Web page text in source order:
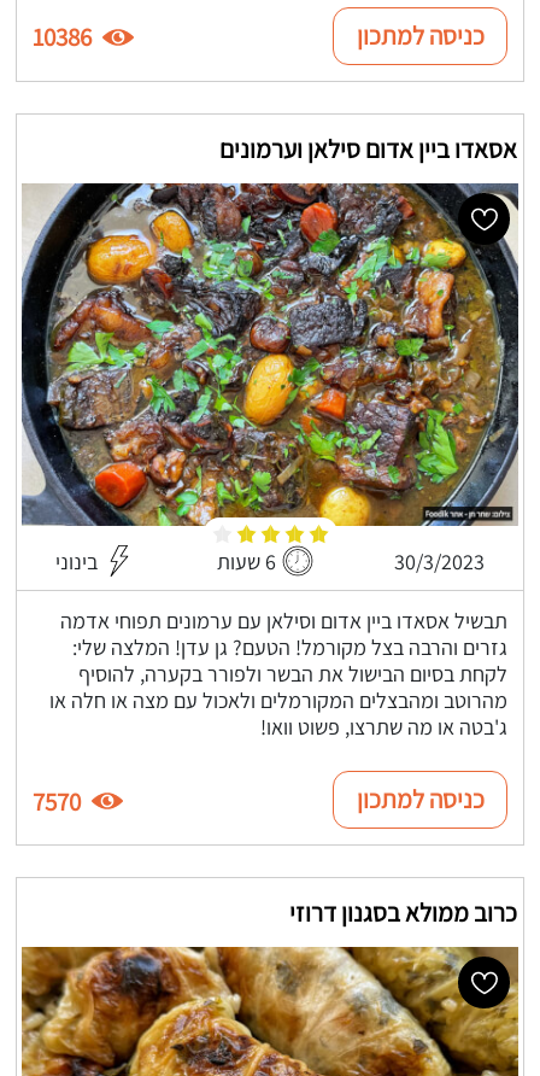
כניסה למתכון 10386
אסאדו ביין אדום סילאן וערמונים
30/3/2023 6 שעות בינוני
תבשיל אסאדו ביין אדום וסילאן עם ערמונים תפוחי אדמה
גזרים והרבה בצל מקורמל! הטעם? גן עדן! המלצה שלי:
לקחת בסיום הבישול את הבשר ולפורר בקערה, להוסיף
מהרוטב ומהבצלים המקורמלים ולאכול עם מצה או חלה או
ג'בטה או מה שתרצו, פשוט וואו!
כניסה למתכון 7570
כרוב ממולא בסגנון דרוזי